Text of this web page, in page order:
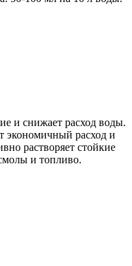
и снижает расход воды.
экономичный расход и
растворяет стойкие
и топливо.